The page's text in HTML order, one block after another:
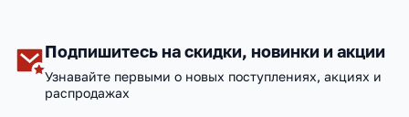
Подпишитесь на скидки, новинки и акции
Узнавайте первыми о новых поступлениях, акциях и
распродажах